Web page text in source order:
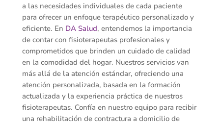
a las necesidades individuales de cada paciente
para ofrecer un enfoque terapéutico personalizado y
eficiente. En DA Salud, entendemos la importancia
de contar con fisioterapeutas profesionales y
comprometidos que brinden un cuidado de calidad
en la comodidad del hogar. Nuestros servicios van
más allá de la atención estándar, ofreciendo una
atención personalizada, basada en la formación
actualizada y la experiencia práctica de nuestros
fisioterapeutas. Confía en nuestro equipo para recibir
una rehabilitación de contractura a domicilio de